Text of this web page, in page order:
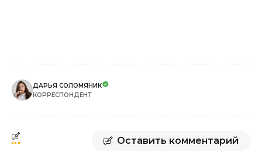
ДАРЬЯ СОЛОМЯНИК
КОРРЕСПОНДЕНТ
Оставить комментарий